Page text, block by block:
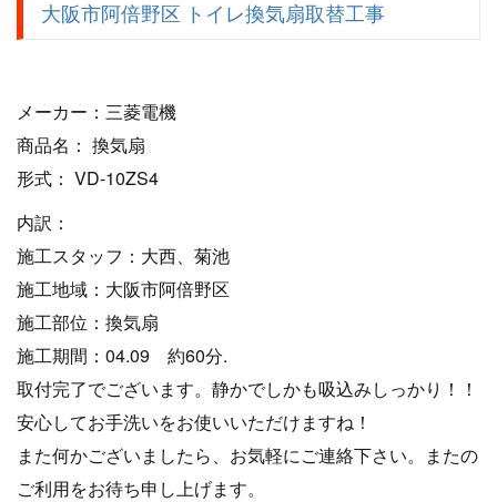
大阪市阿倍野区 トイレ換気扇取替工事
メーカー：三菱電機
商品名： 換気扇
形式： VD-10ZS4
内訳：
施工スタッフ：大西、菊池
施工地域：大阪市阿倍野区
施工部位：換気扇
施工期間：04.09 約60分.
取付完了でございます。静かでしかも吸込みしっかり！！
安心してお手洗いをお使いいただけますね！
また何かございましたら、お気軽にご連絡下さい。またの
ご利用をお待ち申し上げます。